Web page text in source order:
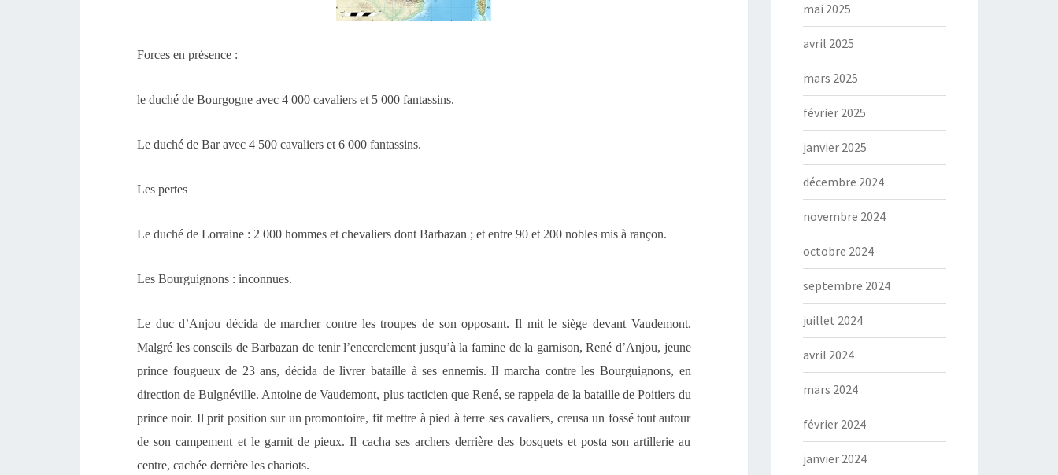
Forces en présence :
le duché de Bourgogne avec 4 000 cavaliers et 5 000 fantassins.
Le duché de Bar avec 4 500 cavaliers et 6 000 fantassins.
Les pertes
Le duché de Lorraine : 2 000 hommes et chevaliers dont Barbazan ; et entre 90 et 200 nobles mis à rançon.
Les Bourguignons : inconnues.
Le duc d’Anjou décida de marcher contre les troupes de son opposant. Il mit le siège devant Vaudemont.
Malgré les conseils de Barbazan de tenir l’encerclement jusqu’à la famine de la garnison, René d’Anjou, jeune
prince fougueux de 23 ans, décida de livrer bataille à ses ennemis. Il marcha contre les Bourguignons, en
direction de Bulgnéville. Antoine de Vaudemont, plus tacticien que René, se rappela de la bataille de Poitiers du
prince noir. Il prit position sur un promontoire, fit mettre à pied à terre ses cavaliers, creusa un fossé tout autour
de son campement et le garnit de pieux. Il cacha ses archers derrière des bosquets et posta son artillerie au
centre, cachée derrière les chariots.
mai 2025
avril 2025
mars 2025
février 2025
janvier 2025
décembre 2024
novembre 2024
octobre 2024
septembre 2024
juillet 2024
avril 2024
mars 2024
février 2024
janvier 2024